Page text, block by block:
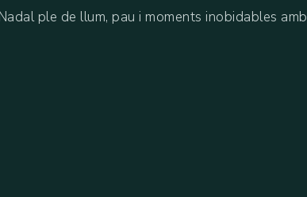
ple de llum, pau i moments inobidables amb